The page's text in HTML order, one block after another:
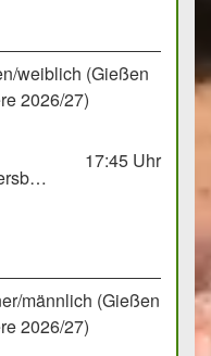
weiblich (Gießen
2026/27)
HSG Eibelshausen/Ewersbach GbR 2
17:45 Uhr
männlich (Gießen
2026/27)